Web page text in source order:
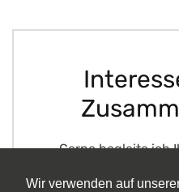
Wir verwenden auf
Gerne begleite ich